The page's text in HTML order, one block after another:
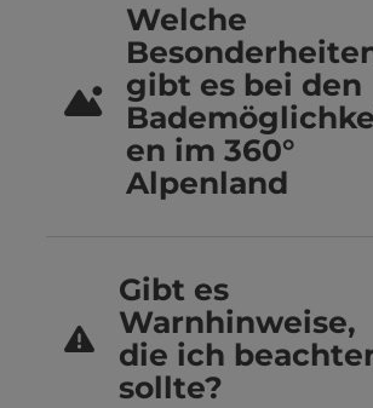
Welche
gibt es bei den
en im 360°
Alpenland
Gibt es
Warnhinweise,
die ich
sollte?